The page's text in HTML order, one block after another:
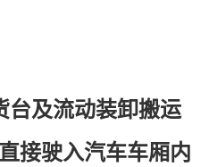
台及流动装卸搬运
接驶入汽车车厢内